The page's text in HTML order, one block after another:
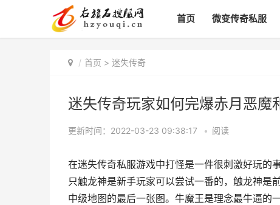
首页 微变传奇私服
首页 > 迷失传奇
迷失传奇玩家如何完爆赤月恶魔
更新时间：2022-03-23 09:38:17 • 阅读
在迷失传奇私服游戏中打怪是一件很刺激好玩的
只触龙神是新手玩家可以尝试一番的，触龙神是
中级地图的最后一张图。牛魔王是理念最牛逼的